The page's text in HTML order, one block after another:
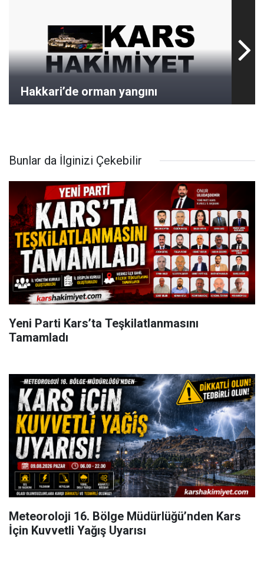
Hakkari’de orman yangını
Bunlar da İlginizi Çekebilir
Yeni Parti Kars’ta Teşkilatlanmasını
Tamamladı
Meteoroloji 16. Bölge Müdürlüğü’nden Kars
İçin Kuvvetli Yağış Uyarısı